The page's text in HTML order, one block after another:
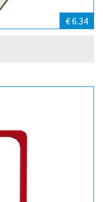
€ 6.34